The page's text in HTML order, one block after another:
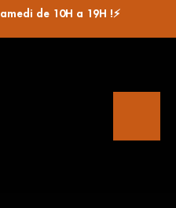
de 10H a 19H !⚡